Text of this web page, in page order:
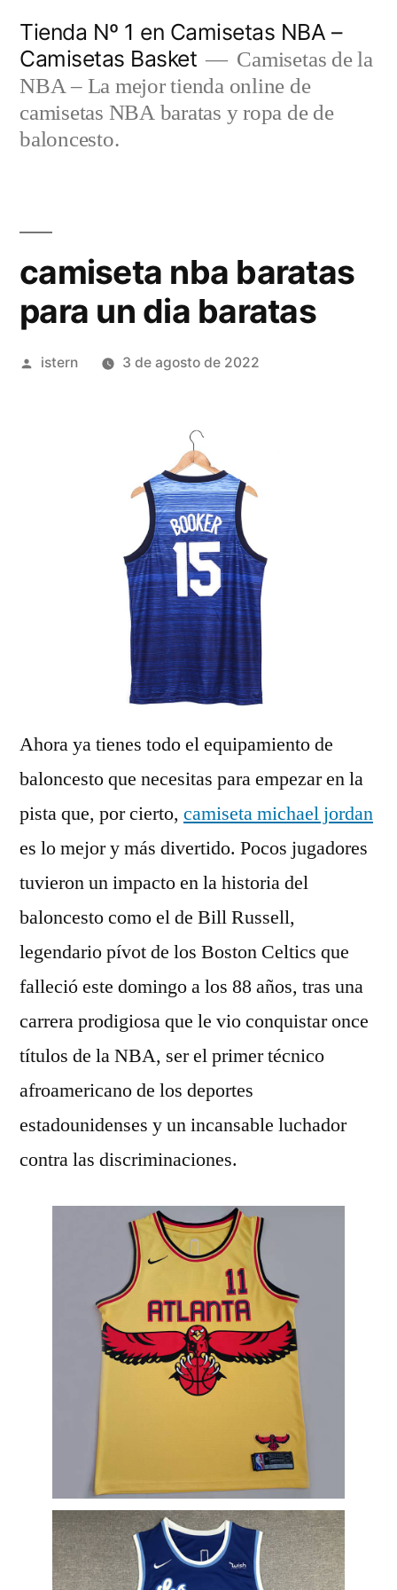
contenido
Tienda Nº 1 en Camisetas NBA –
Camisetas Basket
Camisetas de la
NBA – La mejor tienda online de
camisetas NBA baratas y ropa de de
baloncesto.
camiseta nba baratas
para un dia baratas
Publicado
istern 3 de agosto de 2022
Ahora ya tienes todo el equipamiento de
baloncesto que necesitas para empezar en la
pista que, por cierto, camiseta michael jordan
es lo mejor y más divertido. Pocos jugadores
tuvieron un impacto en la historia del
baloncesto como el de Bill Russell,
legendario pívot de los Boston Celtics que
falleció este domingo a los 88 años, tras una
carrera prodigiosa que le vio conquistar once
títulos de la NBA, ser el primer técnico
afroamericano de los deportes
estadounidenses y un incansable luchador
contra las discriminaciones.